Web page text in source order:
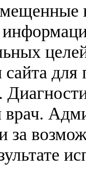
сайта
за